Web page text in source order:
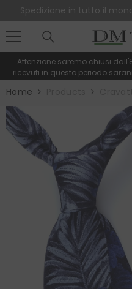
Spedizione in tutto il
Attenzione saremo chiusi
ricevuti in questo periodo
Home